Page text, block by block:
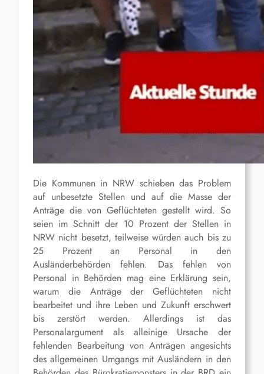
Die Kommunen in NRW schieben das Problem
auf unbesetzte Stellen und auf die Masse der
Anträge die von Geflüchteten gestellt wird. So
seien im Schnitt der 10 Prozent der Stellen in
NRW nicht besetzt, teilweise würden auch bis zu
25 Prozent an Personal in den
Ausländerbehörden fehlen. Das fehlen von
Personal in Behörden mag eine Erklärung sein,
warum die Anträge der Geflüchteten nicht
bearbeitet und ihre Leben und Zukunft erschwert
bis zerstört werden. Allerdings ist das
Personalargument als alleinige Ursache der
fehlenden Bearbeitung von Anträgen angesichts
des allgemeinen Umgangs mit Ausländern in den